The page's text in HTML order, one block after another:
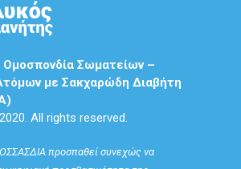
Ομοσπονδία Σωματείων –
με Σακχαρώδη Διαβήτη
All rights reserved.
προσπαθεί συνεχώς να